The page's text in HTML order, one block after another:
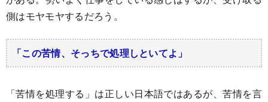
側はモヤモヤするだろう。
「この苦情、そっちで処理しといてよ」
「苦情を処理する」は正しい日本語ではあるが、苦情を言